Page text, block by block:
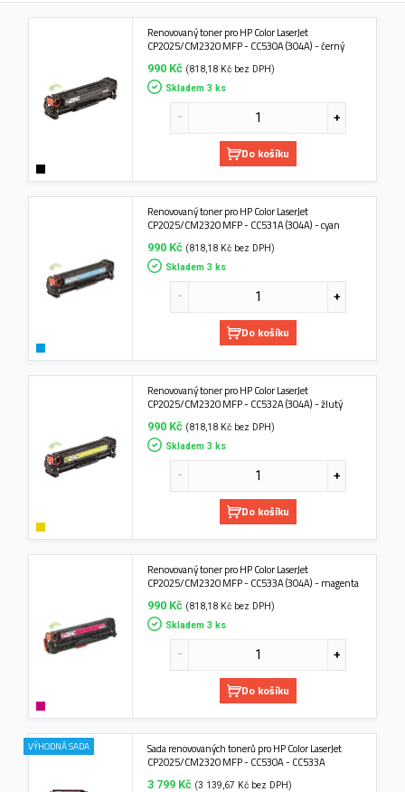
Renovovaný toner pro HP Color LaserJet
CP2025/CM2320 MFP - CC530A (304A) - černý
990 Kč (818,18 Kč bez DPH)
Skladem 3 ks
Do košíku
Renovovaný toner pro HP Color LaserJet
CP2025/CM2320 MFP - CC531A (304A) - cyan
990 Kč (818,18 Kč bez DPH)
Skladem 3 ks
Do košíku
Renovovaný toner pro HP Color LaserJet
CP2025/CM2320 MFP - CC532A (304A) - žlutý
990 Kč (818,18 Kč bez DPH)
Skladem 3 ks
Do košíku
Renovovaný toner pro HP Color LaserJet
CP2025/CM2320 MFP - CC533A (304A) - magenta
990 Kč (818,18 Kč bez DPH)
Skladem 3 ks
Do košíku
VÝHODNÁ SADA
Sada renovovaných tonerů pro HP Color LaserJet
CP2025/CM2320 MFP - CC530A - CC533A
3 799 Kč (3 139,67 Kč bez DPH)